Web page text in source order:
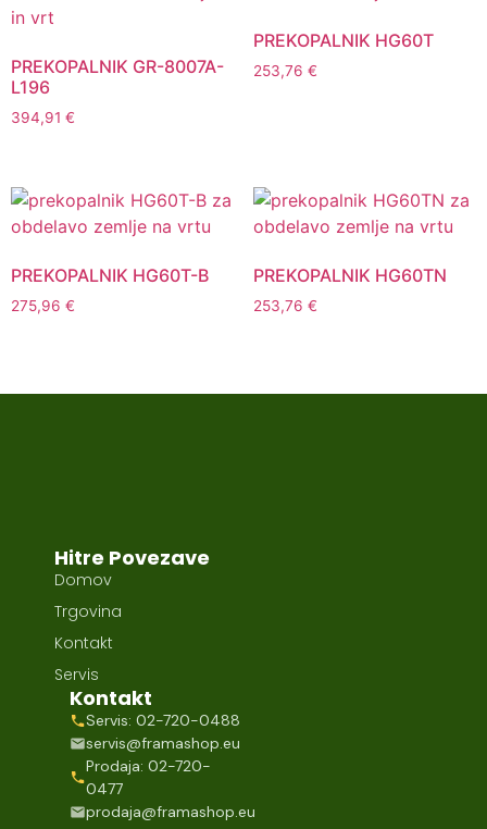
PREKOPALNIK GR-8007A-
L196
394,91 €
PREKOPALNIK HG60T
253,76 €
PREKOPALNIK HG60T-B
275,96 €
PREKOPALNIK HG60TN
253,76 €
Hitre Povezave
Domov
Trgovina
Kontakt
Servis
Kontakt
Servis: 02-720-0488
servis@framashop.eu
Prodaja: 02-720-
0477
prodaja@framashop.eu